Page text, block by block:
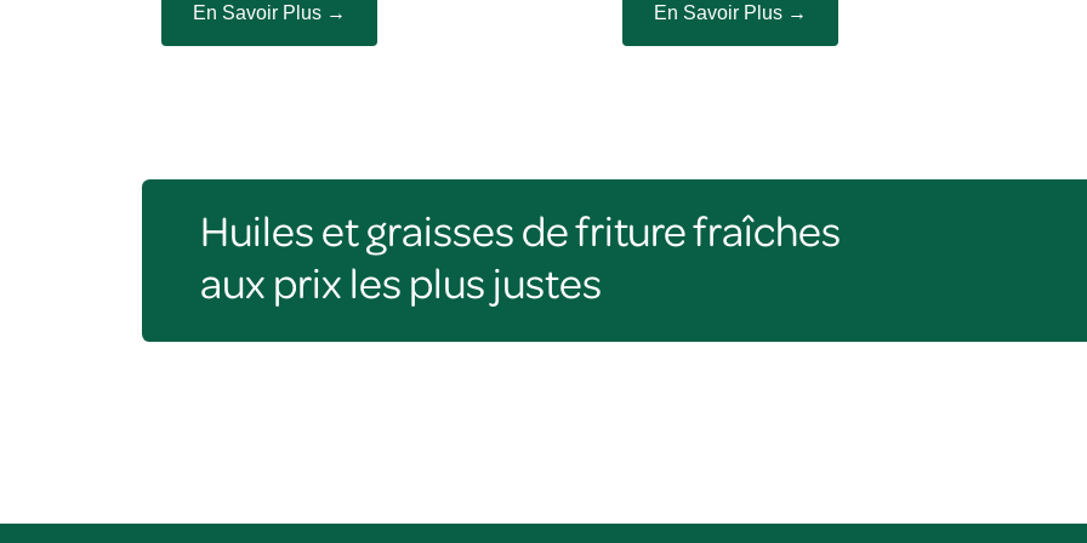
En Savoir Plus → En Savoir Plus →
Huiles et graisses de friture fraîches
aux prix les plus justes